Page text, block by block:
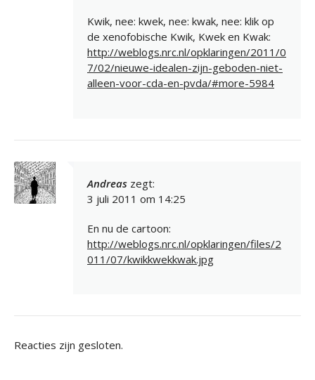
Kwik, nee: kwek, nee: kwak, nee: klik op
de xenofobische Kwik, Kwek en Kwak:
http://weblogs.nrc.nl/opklaringen/2011/0
7/02/nieuwe-idealen-zijn-geboden-niet-
alleen-voor-cda-en-pvda/#more-5984
Andreas zegt:
3 juli 2011 om 14:25
En nu de cartoon:
http://weblogs.nrc.nl/opklaringen/files/2
011/07/kwikkwekkwak.jpg
Reacties zijn gesloten.